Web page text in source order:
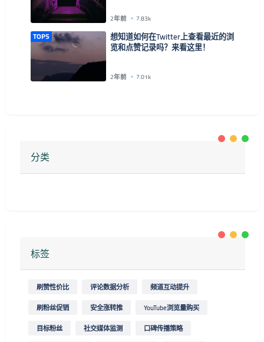
2年前 7.83k
TOP5 想知道如何在Twitter上查看最近的浏
览和点赞记录吗？来看这里！
2年前 7.01k
分类
标签
刷赞性价比 评论数据分析
频道互动提升
刷粉丝促销
安全涨转推
YouTube浏览量购买
目标粉丝
社交媒体监测
口碑传播策略